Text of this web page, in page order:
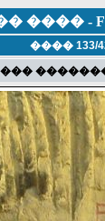
���� -
���� 133/